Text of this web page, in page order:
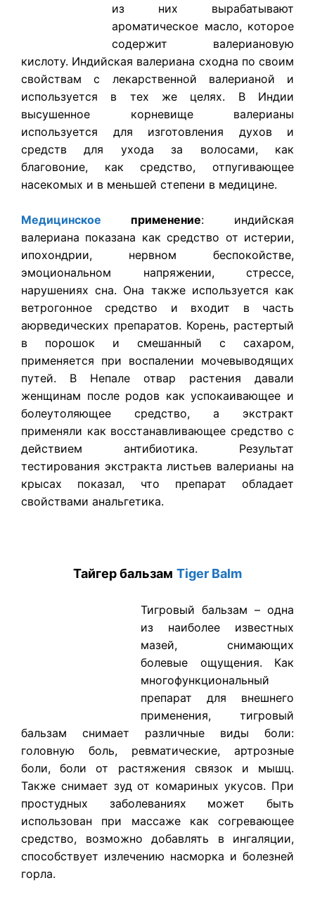
из них вырабатывают
ароматическое масло, которое
содержит валериановую
кислоту. Индийская валериана сходна по своим
свойствам с лекарственной валерианой и
используется в тех же целях. В Индии
высушенное корневище валерианы
используется для изготовления духов и
средств для ухода за волосами, как
благовоние, как средство, отпугивающее
насекомых и в меньшей степени в медицине.
Медицинское применение: индийская
валериана показана как средство от истерии,
ипохондрии, нервном беспокойстве,
эмоциональном напряжении, стрессе,
нарушениях сна. Она также используется как
ветрогонное средство и входит в часть
аюрведических препаратов. Корень, растертый
в порошок и смешанный с сахаром,
применяется при воспалении мочевыводящих
путей. В Непале отвар растения давали
женщинам после родов как успокаивающее и
болеутоляющее средство, а экстракт
применяли как восстанавливающее средство с
действием антибиотика. Результат
тестирования экстракта листьев валерианы на
крысах показал, что препарат обладает
свойствами анальгетика.
Тайгер бальзам Tiger Balm
Тигровый бальзам – одна
из наиболее известных
мазей, снимающих
болевые ощущения. Как
многофункциональный
препарат для внешнего
применения, тигровый
бальзам снимает различные виды боли:
головную боль, ревматические, артрозные
боли, боли от растяжения связок и мышц.
Также снимает зуд от комариных укусов. При
простудных заболеваниях может быть
использован при массаже как согревающее
средство, возможно добавлять в ингаляции,
способствует излечению насморка и болезней
горла.